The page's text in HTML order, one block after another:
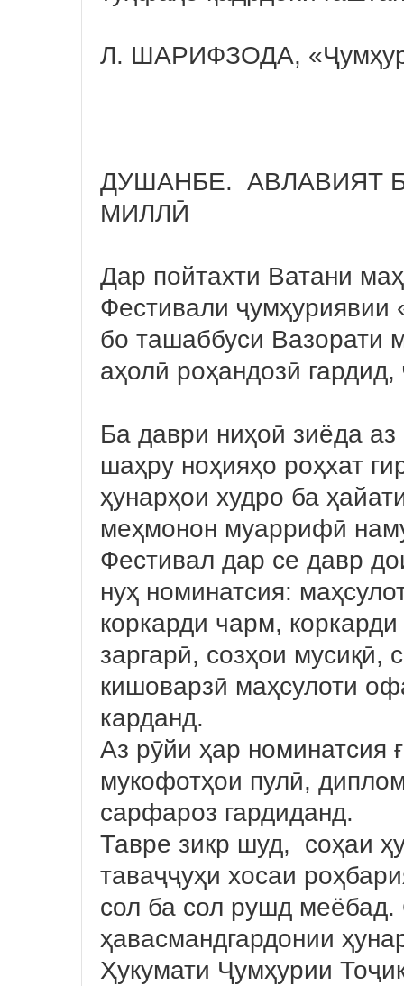
Л. ШАРИФЗОДА,
ДУШАНБЕ. АВЛАВИЯТ
МИЛЛӢ
Дар пойтахти Ватани
Фестивали ҷумҳуриявии
бо ташаббуси Вазорати
аҳолӣ роҳандозӣ
Ба даври ниҳоӣ зиёда
шаҳру ноҳияҳо роҳхат
ҳунарҳои худро ба
меҳмонон муаррифӣ
Фестивал дар се давр
нуҳ номинатсия:
коркарди чарм,
заргарӣ, созҳои мусиқӣ,
кишоварзӣ маҳсулоти
карданд.
Аз рӯйи ҳар номинатсия
мукофотҳои пулӣ,
сарфароз гардиданд.
Тавре зикр шуд, соҳаи
таваҷҷуҳи хосаи
сол ба сол рушд меёбад.
ҳавасмандгардонии
Ҳукумати Ҷумҳурии